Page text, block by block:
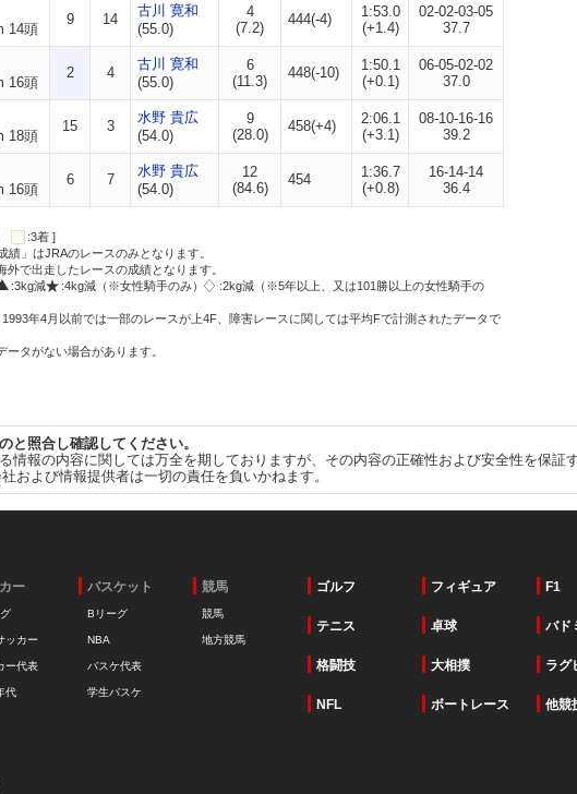
14頭
9 14
古川 寛和
(55.0)
4
(7.2)
444(-4)
1:53.0
(+1.4)
02-02-03-05
37.7
16頭
2 4
古川 寛和
(55.0)
6
(11.3)
448(-10)
1:50.1
(+0.1)
06-05-02-02
37.0
18頭
15 3
水野 貴広
(54.0)
9
(28.0)
458(+4)
2:06.1
(+3.1)
08-10-16-16
39.2
16頭
6 7
水野 貴広
(54.0)
12
(84.6)
454
1:36.7
(+0.8)
16-14-14
36.4
:3着 ]
」はJRAのレースのみとなります。
で出走したレースの成績となります。
:3kg減 :4kg減（※女性騎手のみ）
:2kg減（※5年以上、又は101勝以上の女性騎手の
年4月以前では一部のレースが上4F、障害レースに関しては平均Fで計測されたデータで
タがない場合があります。
と照合し確認してください。
情報の内容に関しては万全を期しておりますが、その内容の正確性および安全性を保証
および情報提供者は一切の責任を負いかねます。
ー
ッカー
ー代表
代
バスケット
Bリーグ
NBA
バスケ代表
学生バスケ
競馬
競馬
地方競馬
ゴルフ フィギュア F1
テニス 卓球 バド
格闘技 大相撲 ラグ
NFL ボートレース 他競